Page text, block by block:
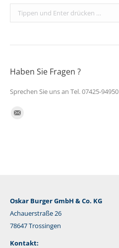
Search:
Haben Sie Fragen ?
Sprechen Sie uns an Tel. 07425-94950
Finden Sie uns auf:
Oskar Burger GmbH & Co. KG
Achauerstraße 26
78647 Trossingen
Kontakt: